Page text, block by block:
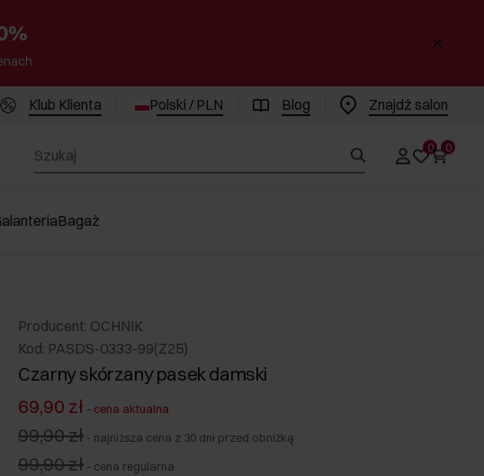
Klub Klienta Polski / PLN Blog Znajdż salon
0 0
Bagaż
Producent: OCHNIK
Kod: PASDS-0333-99(Z25)
Czarny skórzany pasek damski
69,90 zł - cena aktualna
99,90 zł - najniższa cena z 30 dni przed obniżką
99,90 zł - cena regularna